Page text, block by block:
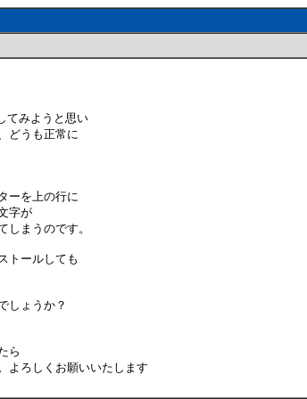
てみようと思い
どうも正常に
ーを上の行に
字が
しまうのです。
トールしても
しょうか？
ら
よろしくお願いいたします